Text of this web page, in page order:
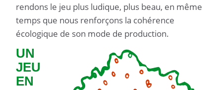
rendons le jeu plus ludique, plus beau, en même
temps que nous renforçons la cohérence
écologique de son mode de production.
UN
JEU
EN